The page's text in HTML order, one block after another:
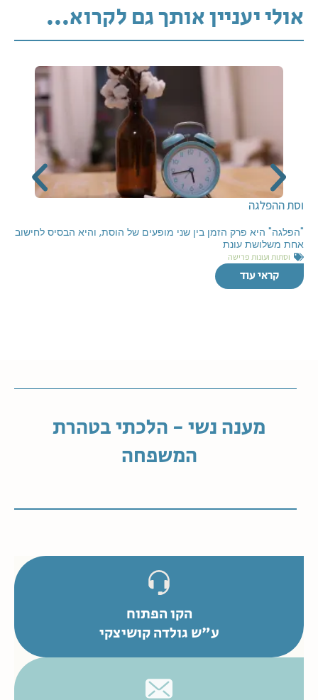
אולי יעניין אותך גם לקרוא...
וסת ההפלגה
"הפלגה" היא פרק הזמן בין שני מופעים של הוסת, והיא הבסיס לחישוב
אחת משלושת עונת
וסתות ועונות פרישה
קראי עוד
מענה נשי - הלכתי בטהרת
המשפחה
הקו הפתוח
ע"ש גולדה קושיצקי